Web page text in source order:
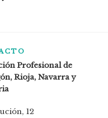
Profesional de
Rioja, Navarra y
12